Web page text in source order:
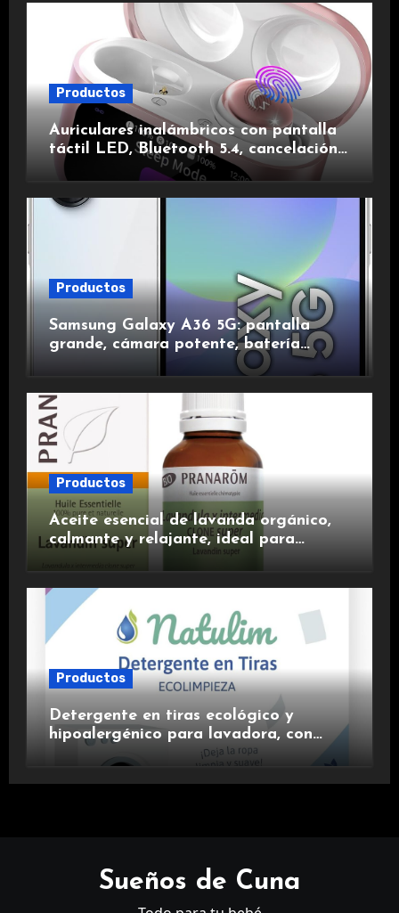
Productos
Auriculares inalámbricos con pantalla
táctil LED, Bluetooth 5.4, cancelación
de ruido, impermeables y de larga
duración.
Productos
Samsung Galaxy A36 5G: pantalla
grande, cámara potente, batería
duradera y carga rápida para una
experiencia premium.
Productos
Aceite esencial de lavanda orgánico,
calmante y relajante, ideal para
Productos
Detergente en tiras ecológico y
hipoalergénico para lavadora, con
suavizante incluido y fragancia de
Sueños de Cuna